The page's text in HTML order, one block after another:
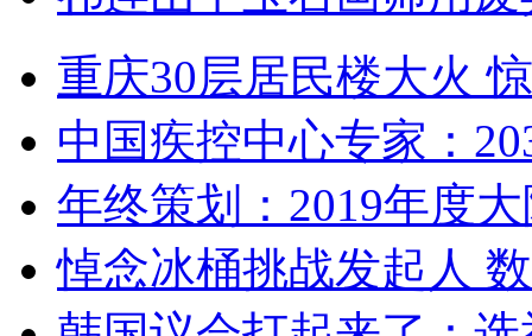
重庆30层居民楼大火
中国疾控中心专家：
年终策划：2019年度
悼念冰桶挑战发起人